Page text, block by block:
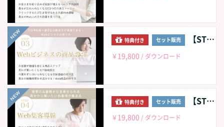
特典付き セット販売 【STEP03】Webビジネスの商品設計
￥ 19,800 / ダウンロード
特典付き セット販売 【STEP04】Web集客導線
￥ 19,800 / ダウンロード